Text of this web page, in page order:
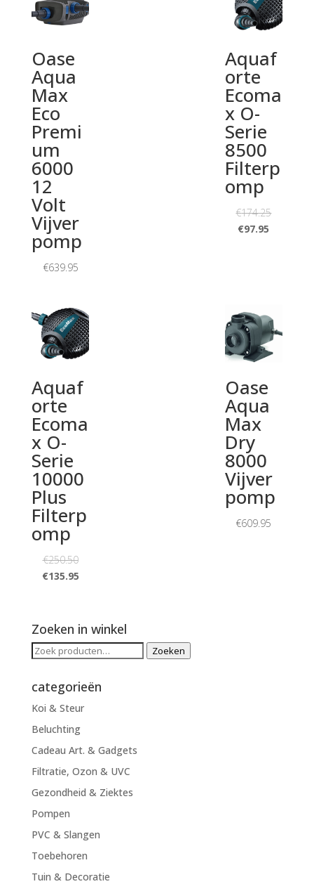
Oase
Aqua
Max
Eco
Premi
um
6000
12
Volt
Vijver
pomp
€639.95
Aquaf
orte
Ecoma
x O-
Serie
8500
Filterp
omp
€174.25
€97.95
Aquaf
orte
Ecoma
x O-
Serie
10000
Plus
Filterp
omp
€250.50
€135.95
Oase
Aqua
Max
Dry
8000
Vijver
pomp
€609.95
Zoeken in winkel
Zoeken
Zoeken
categorieën
Koi & Steur
Beluchting
Cadeau Art. & Gadgets
Filtratie, Ozon & UVC
Gezondheid & Ziektes
Pompen
PVC & Slangen
Toebehoren
Tuin & Decoratie